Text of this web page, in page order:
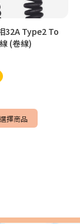
32A Type2 To
(卷線)
選擇商品